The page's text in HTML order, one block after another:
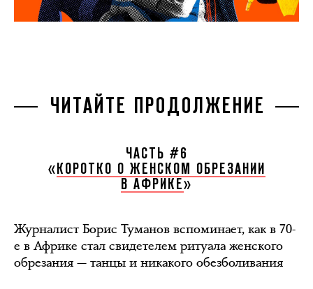
ЧИТАЙТЕ ПРОДОЛЖЕНИЕ
ЧАСТЬ #6
« КОРОТКО О ЖЕНСКОМ ОБРЕЗАНИИ
В АФРИКЕ»
Журналист Борис Туманов вспоминает, как в 70-
е в Африке стал свидетелем ритуала женского
обрезания — танцы и никакого обезболивания